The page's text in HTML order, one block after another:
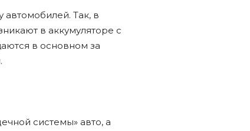
автомобилей. Так, в
в аккумуляторе с
в основном за
системы» авто, а